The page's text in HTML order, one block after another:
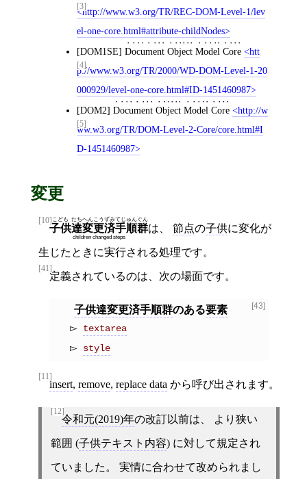
[3]http://www.w3.org/TR/REC-DOM-Level-1/lev
el-one-core.html#attribute-childNodes
[4]
[DOM1SE] Document Object Model Core
htt
p://www.w3.org/TR/2000/WD-DOM-Level-1-20
000929/level-one-core.html#ID-1451460987
[5]
[DOM2] Document Object Model Core
http://w
ww.w3.org/TR/DOM-Level-2-Core/core.html#I
D-1451460987
変更
[10]
子供
こども
達
たち
変更
へんこう
済
ずみ
手順
てじゅん
群
ぐん
children changed steps
は、 節点の子供に変化が
生じたときに実行される処理です。
[41]
定義されているのは、次の場面です。
[43]
子供達変更済手順群のある要素
textarea
style
[11]
insert, remove, replace data から呼び出されます。
[12]
令和元(2019)年の改訂以前は、 より狭い
範囲 (子供テキスト内容) に対して規定され
ていました。 実情に合わせて改められまし